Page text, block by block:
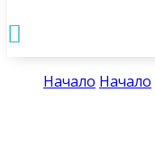

Начало Начало